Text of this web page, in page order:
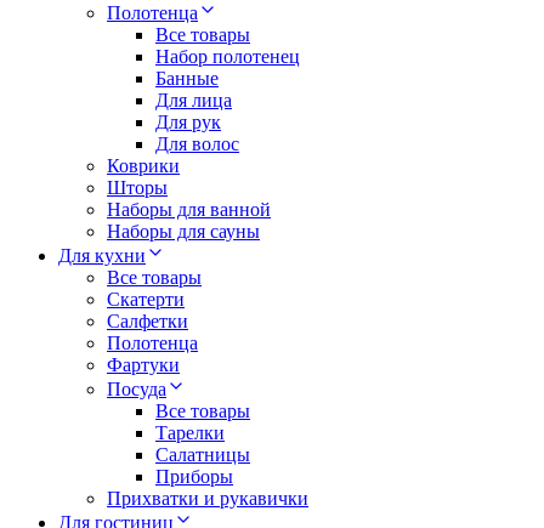
Полотенца
Все товары
Набор полотенец
Банные
Для лица
Для рук
Для волос
Коврики
Шторы
Наборы для ванной
Наборы для сауны
Для кухни
Все товары
Скатерти
Салфетки
Полотенца
Фартуки
Посуда
Все товары
Тарелки
Салатницы
Приборы
Прихватки и рукавички
Для гостиниц